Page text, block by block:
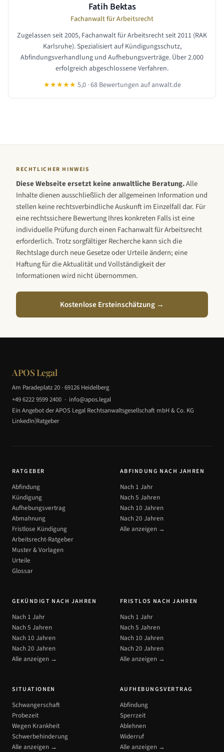
Fatih Bektas
Fachanwalt für Arbeitsrecht
Zugelassen seit 2005, Fachanwalt für Arbeitsrecht seit 2011 (RAK
Karlsruhe). Spezialisiert auf Kündigungsschutz,
Abfindungsverhandlung und Aufhebungsverträge. Über 2.000
erfolgreich abgeschlossene Verfahren.
★★★★★ 5,0 · 68 Bewertungen auf anwalt.de
RECHTLICHER HINWEIS
Diese Webseite ersetzt keine anwaltliche Beratung.Alle
Inhalte dienen ausschließlich der allgemeinen Information und
stellen keine rechtsverbindliche Auskunft im Einzelfall dar. Für
eine rechtssichere Bewertung Ihres konkreten Falls ist eine
individuelle Prüfung durch einen Fachanwalt für Arbeitsrecht
erforderlich. Trotz sorgfältiger Recherche kann sich die
Rechtslage durch neue Gesetze oder Urteile ändern; eine
Haftung für die Aktualität und Vollständigkeit der
Informationen wird nicht übernommen.
Kostenlose Ersteinschätzung →
APOS Legal
Am Paradeplatz 20 · 69126 Heidelberg
+49 6222 9599 2400 · info@apos.legal
Ein Angebot der APOS Legal Rechtsanwaltsgesellschaft mbH & Co. KG
LinkedIn|Ratgeber
RATGEBER
Abfindung
Kündigung
Aufhebungsvertrag
Abmahnung
Fristlose Kündigung
Arbeitsrecht-Ratgeber
Muster & Vorlagen
Urteile
Glossar
ABFINDUNG NACH JAHREN
Nach 1 Jahr
Nach 5 Jahren
Nach 10 Jahren
Nach 20 Jahren
Alle anzeigen →
GEKÜNDIGT NACH JAHREN
Nach 1 Jahr
Nach 5 Jahren
Nach 10 Jahren
Nach 20 Jahren
Alle anzeigen →
FRISTLOS NACH JAHREN
Nach 1 Jahr
Nach 5 Jahren
Nach 10 Jahren
Nach 20 Jahren
Alle anzeigen →
SITUATIONEN
Schwangerschaft
Probezeit
Wegen Krankheit
Schwerbehinderung
Alle anzeigen →
AUFHEBUNGSVERTRAG
Abfindung
Sperrzeit
Ablehnen
Widerruf
Alle anzeigen →